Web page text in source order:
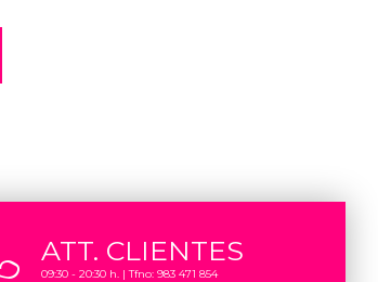
ATT. CLIENTES
09:30 - 20:30 h. | Tfno: 983 471 854